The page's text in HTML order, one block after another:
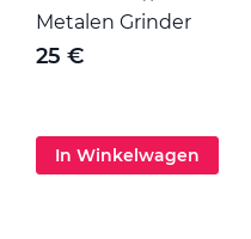
Metalen Grinder
25 €
In Winkelwagen